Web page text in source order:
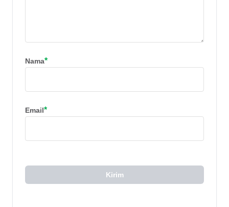
Nama*
Email*
Kirim